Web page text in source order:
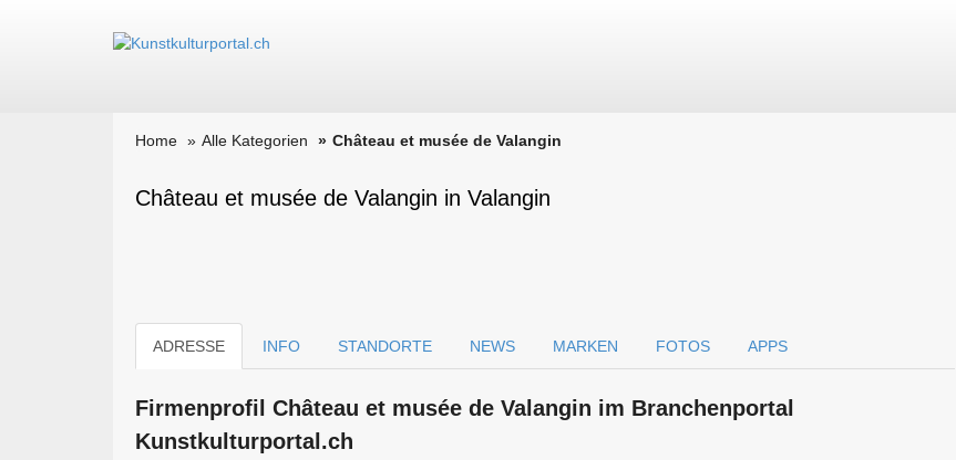
Home Alle Kategorien Château et musée de Valangin
Château et musée de Valangin in Valangin
ADRESSE INFO STANDORTE NEWS MARKEN FOTOS APPS
Firmen­profil Château et musée de Valangin im Branchen­portal
Kunstkulturportal.ch